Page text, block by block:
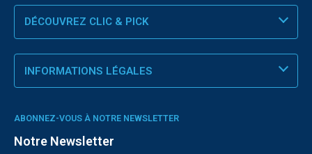
DÉCOUVREZ CLIC & PICK
INFORMATIONS LÉGALES
ABONNEZ-VOUS À NOTRE NEWSLETTER
Notre Newsletter